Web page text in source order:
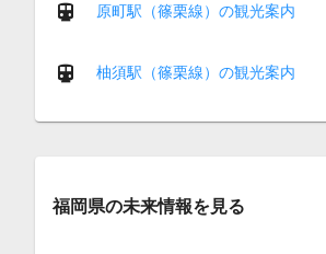
原町駅（篠栗線）の観光案内
柚須駅（篠栗線）の観光案内
福岡県の未来情報を見る